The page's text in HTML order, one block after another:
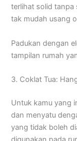
terlihat solid tanpa
tak mudah usang
Padukan dengan
tampilan rumah
3. Coklat Tua:
Untuk kamu yang
dan menyatu
yang tidak boleh